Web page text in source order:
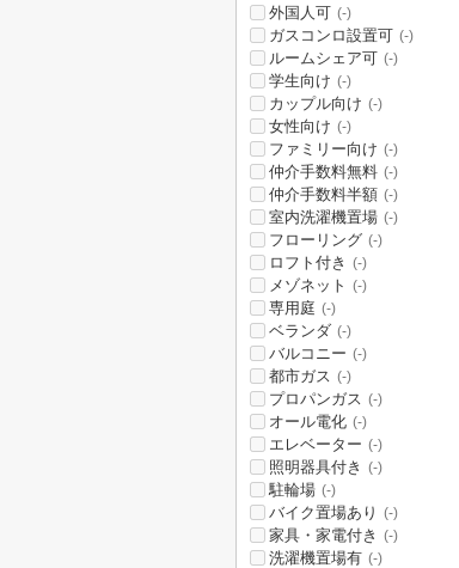
外国人可 (-)
ガスコンロ設置可 (-)
ルームシェア可 (-)
学生向け (-)
カップル向け (-)
女性向け (-)
ファミリー向け (-)
仲介手数料無料 (-)
仲介手数料半額 (-)
室内洗濯機置場 (-)
フローリング (-)
ロフト付き (-)
メゾネット (-)
専用庭 (-)
ベランダ (-)
バルコニー (-)
都市ガス (-)
プロパンガス (-)
オール電化 (-)
エレベーター (-)
照明器具付き (-)
駐輪場 (-)
バイク置場あり (-)
家具・家電付き (-)
洗濯機置場有 (-)